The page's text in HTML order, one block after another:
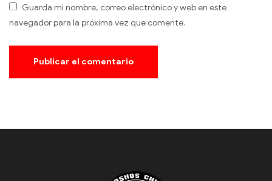
Guarda mi nombre, correo electrónico y web en este
navegador para la próxima vez que comente.